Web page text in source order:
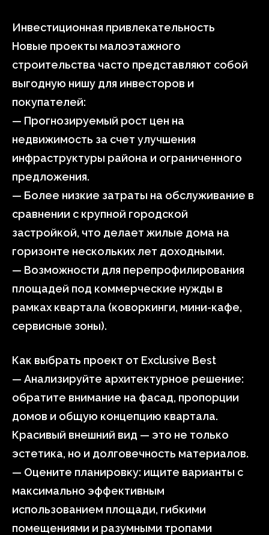
Инвестиционная привлекательность
Новые проекты малоэтажного
строительства часто представляют собой
выгодную нишу для инвесторов и
покупателей:
— Прогнозируемый рост цен на
недвижимость за счет улучшения
инфраструктуры района и ограниченного
предложения.
— Более низкие затраты на обслуживание в
сравнении с крупной городской
застройкой, что делает жилые дома на
горизонте нескольких лет доходными.
— Возможности для перепрофилирования
площадей под коммерческие нужды в
рамках квартала (коворкинги, мини-кафе,
сервисные зоны).
Как выбрать проект от Exclusive Best
— Анализируйте архитектурное решение:
обратите внимание на фасад, пропорции
домов и общую концепцию квартала.
Красивый внешний вид — это не только
эстетика, но и долговечность материалов.
— Оцените планировку: ищите варианты с
максимально эффективным
использованием площади, гибкими
помещениями и разумными тропами